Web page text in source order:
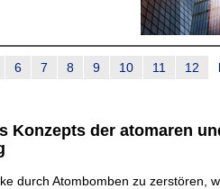
6 7 8 9 10 11
12
Konzepts der atomaren
durch Atombomben zu zerstören,